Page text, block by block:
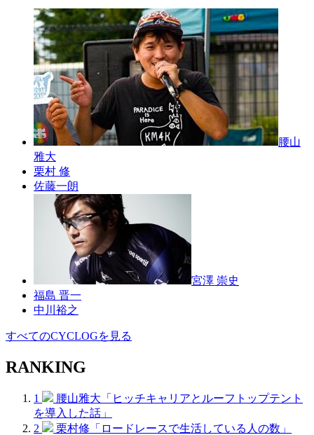
腰山
雅大
栗村 修
佐藤一朗
宮澤 崇史
福島 晋一
中川裕之
すべてのCYCLOGを見る
RANKING
1
腰山雅大「ヒッチキャリアとルーフトップテント
を導入した話」
2
栗村修「ロードレースで生活している人の数」